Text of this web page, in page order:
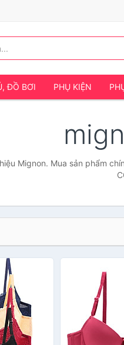
ĐỒ BƠI PHỤ KIỆN
Mignon. Mua sản phẩm